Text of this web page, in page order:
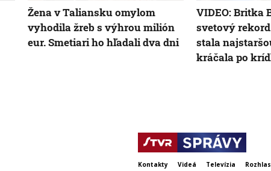
Žena v Taliansku omylom
vyhodila žreb s výhrou milión
eur. Smetiari ho hľadali dva dni
VIDEO: Britka
svetový
stala
kráčala po
Kontakty Videá Televízia Rozhlas